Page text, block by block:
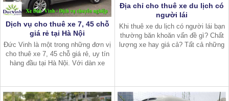
Dịch vụ cho thuê xe 7, 45 chỗ
giá rẻ tại Hà Nội
Đức Vinh là một trong những đơn vị
cho thuê xe 7, 45 chỗ giá rẻ, uy tín
hàng đầu tại Hà Nội. Với dàn xe
làm hài lòng ngay cả những k
Địa chỉ cho thuê xe du lịch có
người lái
Khi thuê xe du lịch có người lái bạn
thường băn khoăn vấn đề gì? Chất
lượng xe hay giá cả? Tất cả những